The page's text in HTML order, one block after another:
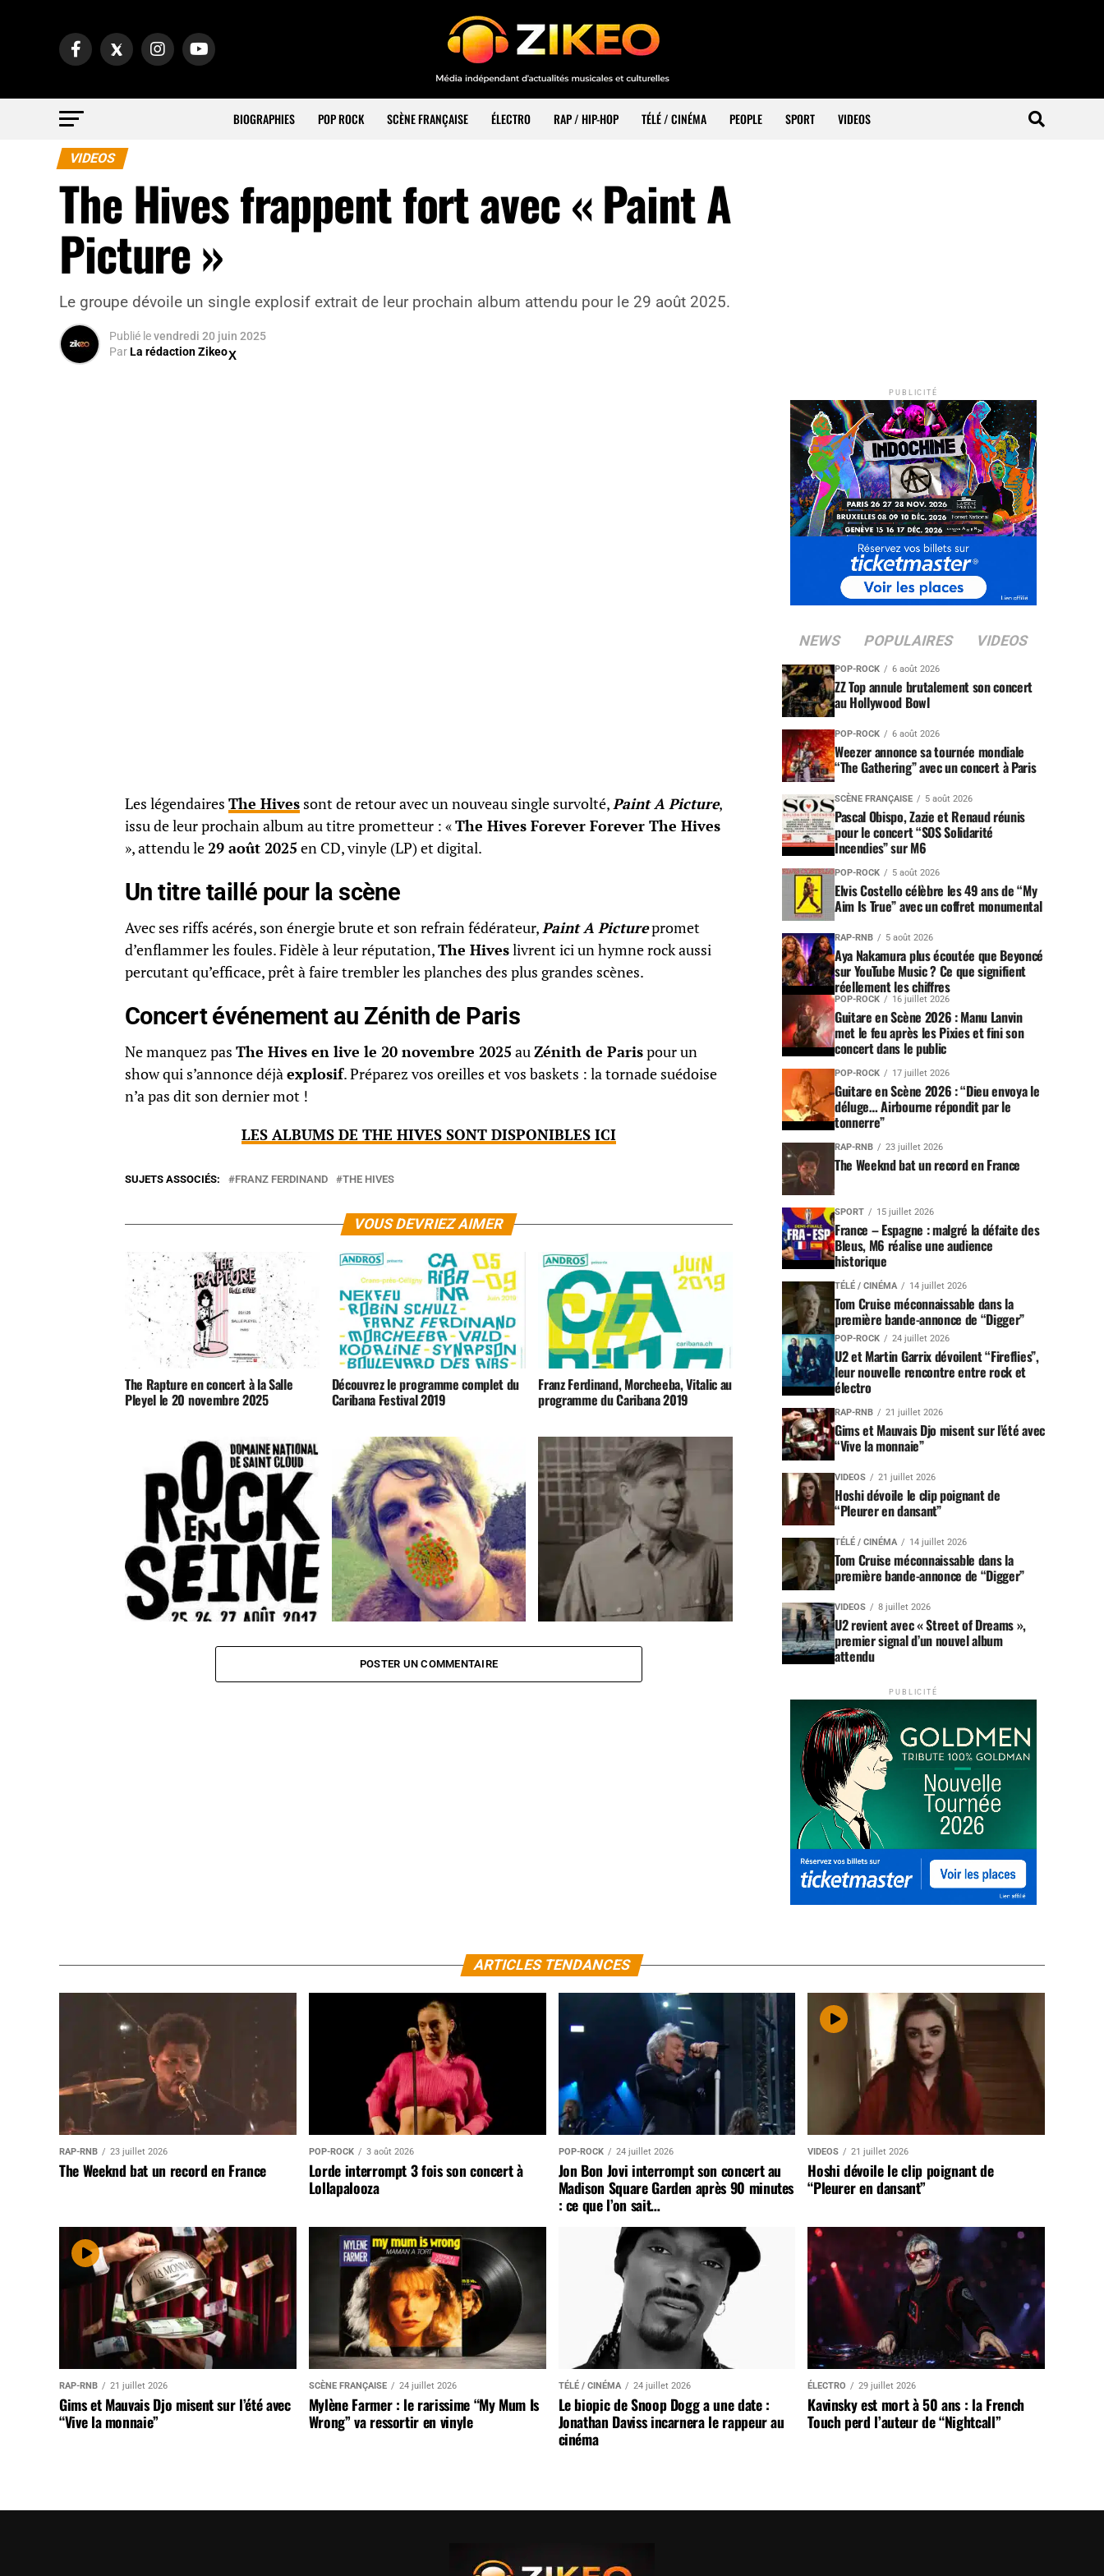
BIOGRAPHIES POP ROCK SCÈNE FRANÇAISE ÉLECTRO RAP / HIP-HOP TÉLÉ / CINÉMA PEOPLE SPORT VIDEOS
VIDEOS
The Hives frappent fort avec « Paint A
Picture »
Le groupe dévoile un single explosif extrait de leur prochain album attendu pour le 29 août 2025.
Publié levendredi 20 juin 2025
ParLa rédaction Zikeo
Les légendaires The Hives sont de retour avec un nouveau single survolté,Paint A Picture,
issu de leur prochain album au titre prometteur : «The Hives Forever Forever The Hives
», attendu le29 août 2025 en CD, vinyle (LP) et digital.
Un titre taillé pour la scène
Avec ses riffs acérés, son énergie brute et son refrain fédérateur,Paint A Picturepromet
d’enflammer les foules. Fidèle à leur réputation,The Hiveslivrent ici un hymne rock aussi
percutant qu’efficace, prêt à faire trembler les planches des plus grandes scènes.
Concert événement au Zénith de Paris
Ne manquez pas The Hives en live le 20 novembre 2025 auZénith de Parispour un
show qui s’annonce déjàexplosif. Préparez vos oreilles et vos baskets : la tornade suédoise
n’a pas dit son dernier mot !
LES ALBUMS DE THE HIVES SONT DISPONIBLES ICI
SUJETS ASSOCIÉS: FRANZ FERDINAND THE HIVES
VOUS DEVRIEZ AIMER
The Rapture en concert à la Salle
Pleyel le 20 novembre 2025
Découvrez le programme complet du
Caribana Festival 2019
Franz Ferdinand, Morcheeba, Vitalic au
programme du Caribana 2019
Rock en Seine 2017 POSTER UN COMMENTAIRE
PUBLICITÉ
NEWS POPULAIRES VIDEOS
POP-ROCK 6 août 2026
ZZ Top annule brutalement son concert
au Hollywood Bowl
POP-ROCK 6 août 2026
Weezer annonce sa tournée mondiale
“The Gathering” avec un concert à Paris
SCÈNE FRANÇAISE 5 août 2026
Pascal Obispo, Zazie et Renaud réunis
pour le concert “SOS Solidarité
Incendies” sur M6
POP-ROCK 5 août 2026
Elvis Costello célèbre les 49 ans de “My
Aim Is True” avec un coffret monumental
RAP-RNB 5 août 2026
Aya Nakamura plus écoutée que Beyoncé
sur YouTube Music ? Ce que signifient
réellement les chiffres
POP-ROCK 16 juillet 2026
Guitare en Scène 2026 : Manu Lanvin
met le feu après les Pixies et fini son
concert dans le public
POP-ROCK 17 juillet 2026
Guitare en Scène 2026 : “Dieu envoya le
déluge… Airbourne répondit par le
tonnerre”
RAP-RNB 23 juillet 2026
The Weeknd bat un record en France
SPORT 15 juillet 2026
France – Espagne : malgré la défaite des
Bleus, M6 réalise une audience
historique
TÉLÉ / CINÉMA 14 juillet 2026
Tom Cruise méconnaissable dans la
première bande-annonce de “Digger”
POP-ROCK 24 juillet 2026
U2 et Martin Garrix dévoilent “Fireflies”,
leur nouvelle rencontre entre rock et
électro
RAP-RNB 21 juillet 2026
Gims et Mauvais Djo misent sur l’été avec
“Vive la monnaie”
VIDEOS 21 juillet 2026
Hoshi dévoile le clip poignant de
“Pleurer en dansant”
TÉLÉ / CINÉMA 14 juillet 2026
Tom Cruise méconnaissable dans la
première bande-annonce de “Digger”
VIDEOS 8 juillet 2026
U2 revient avec « Street of Dreams »,
premier signal d’un nouvel album
attendu
PUBLICITÉ
ARTICLES TENDANCES
RAP-RNB 23 juillet 2026
The Weeknd bat un record en France
POP-ROCK 3 août 2026
Lorde interrompt 3 fois son concert à
Lollapalooza
POP-ROCK 24 juillet 2026
Jon Bon Jovi interrompt son concert au
Madison Square Garden après 90 minutes
: ce que l’on sait…
VIDEOS 21 juillet 2026
Hoshi dévoile le clip poignant de
“Pleurer en dansant”
RAP-RNB 21 juillet 2026
Gims et Mauvais Djo misent sur l’été avec
“Vive la monnaie”
SCÈNE FRANÇAISE 24 juillet 2026
Mylène Farmer : le rarissime “My Mum Is
Wrong” va ressortir en vinyle
TÉLÉ / CINÉMA 24 juillet 2026
Le biopic de Snoop Dogg a une date :
Jonathan Daviss incarnera le rappeur au
cinéma
ÉLECTRO 29 juillet 2026
Kavinsky est mort à 50 ans : la French
Touch perd l’auteur de “Nightcall”